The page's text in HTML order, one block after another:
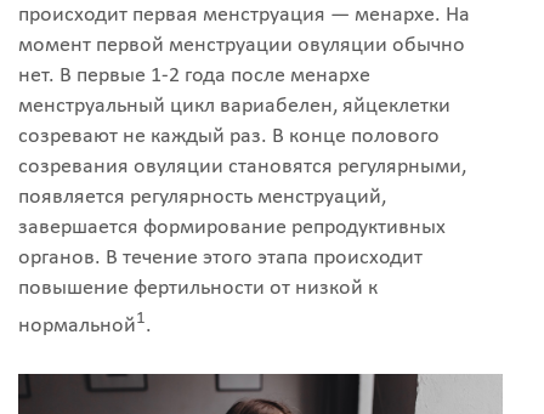
происходит первая менструация — менархе. На
момент первой менструации овуляции обычно
нет. В первые 1-2 года после менархе
менструальный цикл вариабелен, яйцеклетки
созревают не каждый раз. В конце полового
созревания овуляции становятся регулярными,
появляется регулярность менструаций,
завершается формирование репродуктивных
органов. В течение этого этапа происходит
повышение фертильности от низкой к
нормальной1.